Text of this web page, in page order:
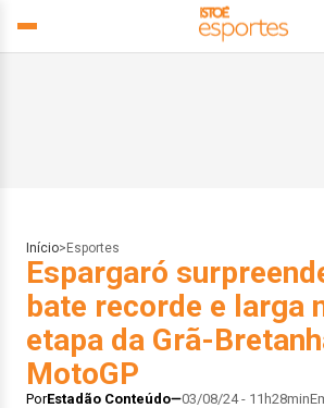
Início> Esportes
Espargaró
bate recorde e larga
etapa da Grã-
MotoGP
PorEstadão Conteúdo 03/08/24 - 11h28min